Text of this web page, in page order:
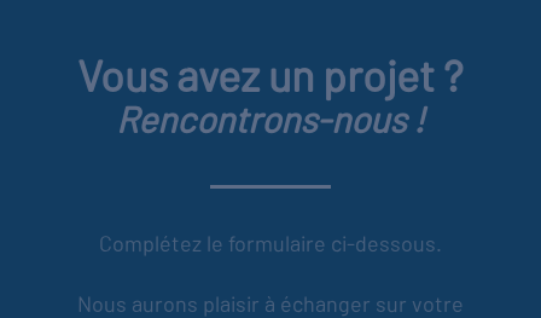
Vous avez un projet ?
Rencontrons-nous !
Complétez le formulaire ci-dessous.
Nous aurons plaisir à échanger sur votre